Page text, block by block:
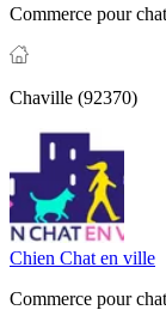
Commerce pour
Chaville (92370)
Chien Chat en ville
Commerce pour